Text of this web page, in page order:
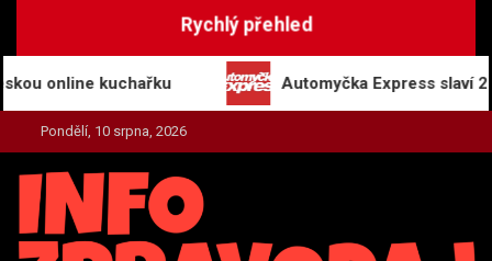
Rychlý přehled
kuchařku Automyčka Express slaví 20 let
Pondělí, 10 srpna, 2026